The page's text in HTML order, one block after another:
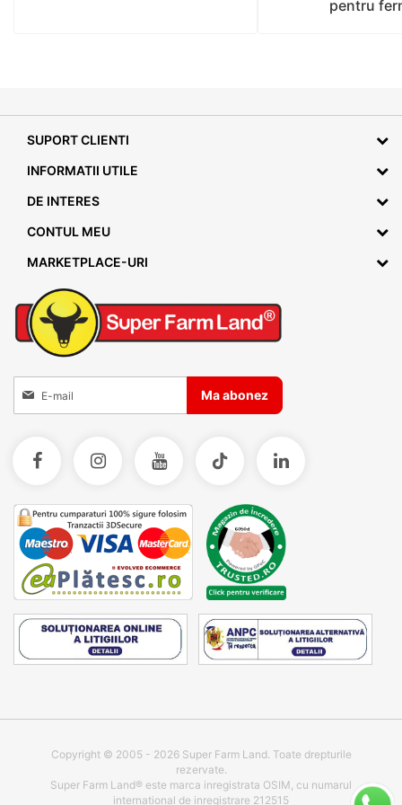
pentru
SUPORT CLIENTI
INFORMATII UTILE
DE INTERES
CONTUL MEU
MARKETPLACE-URI
Inscrieti-va la Buletinele noastre informative
Ma abonez
Copyright © 2005 - 2026 Super Farm Land. Toate drepturile
rezervate.
Super Farm Land® este marca inregistrata OSIM, cu numarul
international de inregistrare 212515